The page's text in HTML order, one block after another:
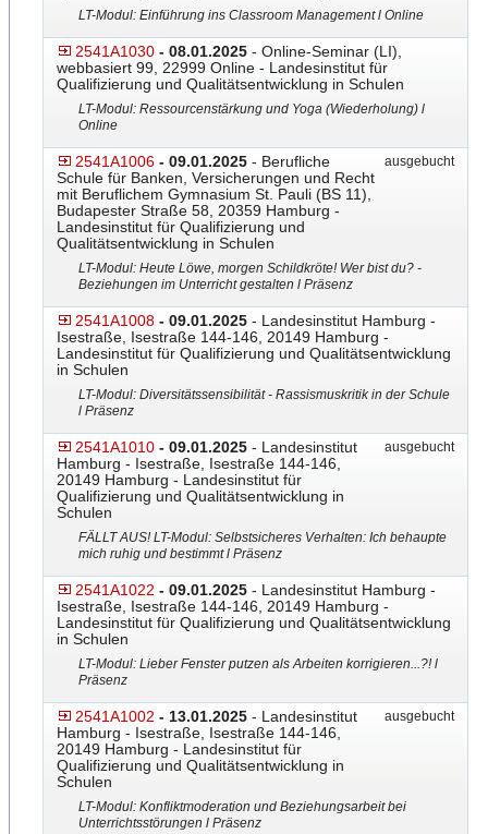
LT-Modul: Einführung ins Classroom Management l Online
2541A1030 - 08.01.2025 - Online-Seminar (LI),
webbasiert 99, 22999 Online - Landesinstitut für
Qualifizierung und Qualitätsentwicklung in Schulen
LT-Modul: Ressourcenstärkung und Yoga (Wiederholung) l
Online
2541A1006 - 09.01.2025 - Berufliche
Schule für Banken, Versicherungen und Recht
mit Beruflichem Gymnasium St. Pauli (BS 11),
Budapester Straße 58, 20359 Hamburg -
Landesinstitut für Qualifizierung und
Qualitätsentwicklung in Schulen
ausgebucht
LT-Modul: Heute Löwe, morgen Schildkröte! Wer bist du? -
Beziehungen im Unterricht gestalten l Präsenz
2541A1008 - 09.01.2025 - Landesinstitut Hamburg -
Isestraße, Isestraße 144-146, 20149 Hamburg -
Landesinstitut für Qualifizierung und Qualitätsentwicklung
in Schulen
LT-Modul: Diversitätssensibilität - Rassismuskritik in der Schule
l Präsenz
2541A1010 - 09.01.2025 - Landesinstitut
Hamburg - Isestraße, Isestraße 144-146,
20149 Hamburg - Landesinstitut für
Qualifizierung und Qualitätsentwicklung in
Schulen
ausgebucht
FÄLLT AUS! LT-Modul: Selbstsicheres Verhalten: Ich behaupte
mich ruhig und bestimmt l Präsenz
2541A1022 - 09.01.2025 - Landesinstitut Hamburg -
Isestraße, Isestraße 144-146, 20149 Hamburg -
Landesinstitut für Qualifizierung und Qualitätsentwicklung
in Schulen
LT-Modul: Lieber Fenster putzen als Arbeiten korrigieren...?! l
Präsenz
2541A1002 - 13.01.2025 - Landesinstitut
Hamburg - Isestraße, Isestraße 144-146,
20149 Hamburg - Landesinstitut für
Qualifizierung und Qualitätsentwicklung in
Schulen
ausgebucht
LT-Modul: Konfliktmoderation und Beziehungsarbeit bei
Unterrichtsstörungen l Präsenz